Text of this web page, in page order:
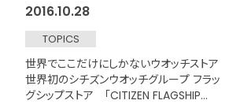
2016.10.28
TOPICS
世界でここだけにしかないウオッチストア
世界初のシチズンウオッチグループ フラッ
グシップストア 「CITIZEN FLAGSHIP